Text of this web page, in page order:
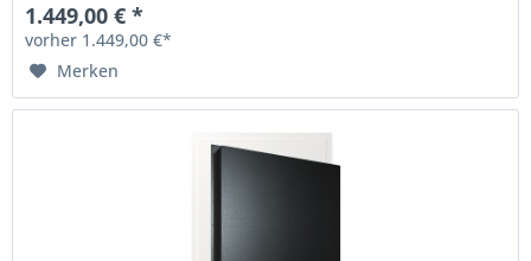
1.449,00 € *
vorher 1.449,00 €*
Merken